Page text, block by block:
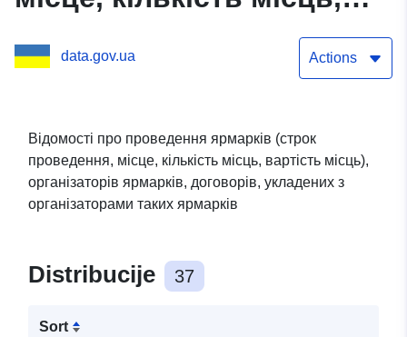
організаторів ярмарків,
організаторами таких
ярмарків
data.gov.ua Actions
Відомості про проведення ярмарків (строк
проведення, місце, кількість місць, вартість місць),
організаторів ярмарків, договорів, укладених з
організаторами таких ярмарків
Distribucije 37
Sort